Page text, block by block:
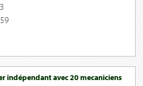
indépendant avec 20 mecaniciens